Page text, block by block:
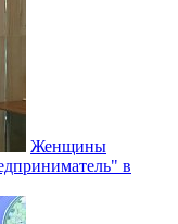
Женщины
в